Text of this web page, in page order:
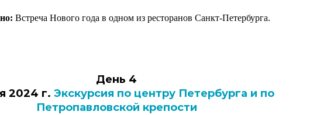
Встреча Нового года в одном из ресторанов Санкт-Петербурга.
День 4
2024 г. Экскурсия по центру Петербурга и по
Петропавловской крепости